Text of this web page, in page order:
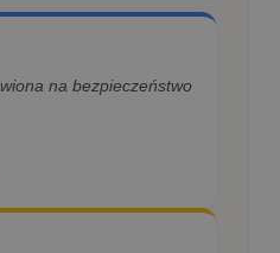
na bezpieczeństwo